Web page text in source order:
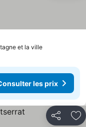
et la villeConsulter
les prix
les prix
Partager